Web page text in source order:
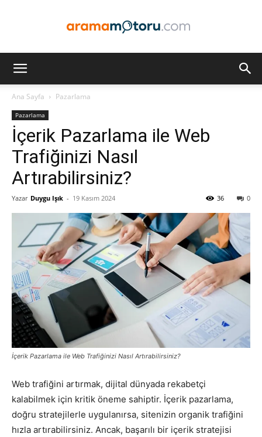
Optimizasyonu
ve
Pazarlaması
SEO,
Ana Sayfa Pazarlama
Pazarlama
İçerik Pazarlama ile Web
Trafiğinizi Nasıl
Artırabilirsiniz?
Yazar Duygu Işık - 19 Kasım 2024 0
36
İçerik Pazarlama ile Web Trafiğinizi Nasıl Artırabilirsiniz?
Web trafiğini artırmak, dijital dünyada rekabetçi
kalabilmek için kritik öneme sahiptir. İçerik pazarlama,
doğru stratejilerle uygulanırsa, sitenizin organik trafiğini
hızla artırabilirsiniz. Ancak, başarılı bir içerik stratejisi